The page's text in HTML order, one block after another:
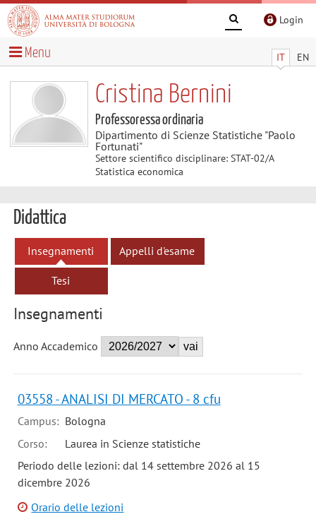
Login
IT EN
Menu
Cristina Bernini
Professoressa ordinaria
Dipartimento di Scienze Statistiche "Paolo
Fortunati"
Settore scientifico disciplinare: STAT-02/A
Statistica economica
Didattica
Insegnamenti Appelli d'esame
Tesi
Insegnamenti
Anno Accademico
03558 - ANALISI DI MERCATO - 8 cfu
Campus: Bologna
Corso:
Laurea in Scienze statistiche
Periodo delle lezioni: dal 14 settembre 2026 al 15
dicembre 2026
Orario delle lezioni